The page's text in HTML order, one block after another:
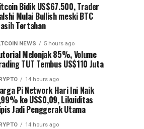
Bidik US$67.500, Trader
Mulai Bullish meski BTC
Tertahan
NEWS 5 hours ago
Melonjak 85%, Volume
TUT Tembus US$110 Juta
14 hours ago
Pi Network Hari Ini Naik
ke US$0,09, Likuiditas
Jadi Penggerak Utama
14 hours ago